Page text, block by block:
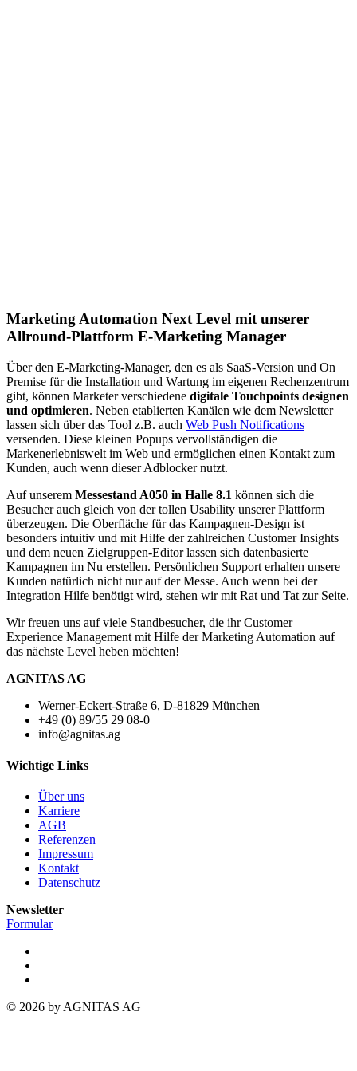
Marketing Automation Next Level mit unserer
Allround-Plattform E-Marketing Manager
Über den E-Marketing-Manager, den es als SaaS-Version und On
Premise für die Installation und Wartung im eigenen Rechenzentrum
gibt, können Marketer verschiedene digitale Touchpoints designen
und optimieren. Neben etablierten Kanälen wie dem Newsletter
lassen sich über das Tool z.B. auch Web Push Notifications
versenden. Diese kleinen Popups vervollständigen die
Markenerlebniswelt im Web und ermöglichen einen Kontakt zum
Kunden, auch wenn dieser Adblocker nutzt.
Auf unserem Messestand A050 in Halle 8.1 können sich die
Besucher auch gleich von der tollen Usability unserer Plattform
überzeugen. Die Oberfläche für das Kampagnen-Design ist
besonders intuitiv und mit Hilfe der zahlreichen Customer Insights
und dem neuen Zielgruppen-Editor lassen sich datenbasierte
Kampagnen im Nu erstellen. Persönlichen Support erhalten unsere
Kunden natürlich nicht nur auf der Messe. Auch wenn bei der
Integration Hilfe benötigt wird, stehen wir mit Rat und Tat zur Seite.
Wir freuen uns auf viele Standbesucher, die ihr Customer
Experience Management mit Hilfe der Marketing Automation auf
das nächste Level heben möchten!
AGNITAS AG
Werner-Eckert-Straße 6, D-81829 München
+49 (0) 89/55 29 08-0
info@agnitas.ag
Wichtige Links
Über uns
Karriere
AGB
Referenzen
Impressum
Kontakt
Datenschutz
Newsletter
Formular
© 2026 by AGNITAS AG